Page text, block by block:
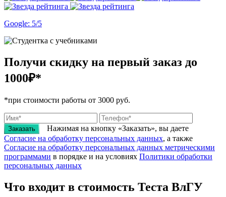
Google: 5/5
Получи скидку на первый заказ до
1000₽*
*при стоимости работы от 3000 руб.
Заказать
Нажимая на кнопку «Заказать», вы даете
Согласие на обработку персональных данных, а также
Согласие на обработку персональных данных метрическими
программами в порядке и на условиях Политики обработки
персональных данных
Что входит в стоимость Теста ВлГУ